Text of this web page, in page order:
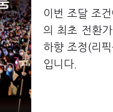
이번 조달 조
의 최초 전환
하향 조정(리
입니다.